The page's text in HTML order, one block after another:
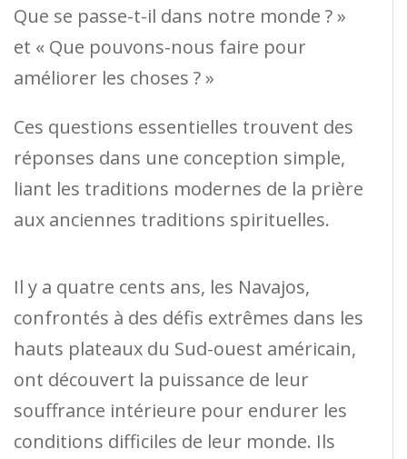
Que se passe-t-il dans notre monde ? »
et « Que pouvons-nous faire pour
améliorer les choses ? »
Ces questions essentielles trouvent des
réponses dans une conception simple,
liant les traditions modernes de la prière
aux anciennes traditions spirituelles.
Il y a quatre cents ans, les Navajos,
confrontés à des défis extrêmes dans les
hauts plateaux du Sud-ouest américain,
ont découvert la puissance de leur
souffrance intérieure pour endurer les
conditions difficiles de leur monde. Ils